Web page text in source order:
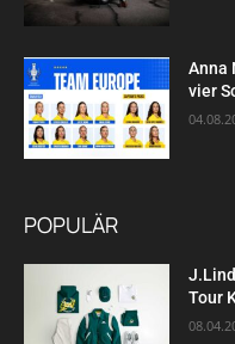
Anna
vier
POPULÄR
Tour